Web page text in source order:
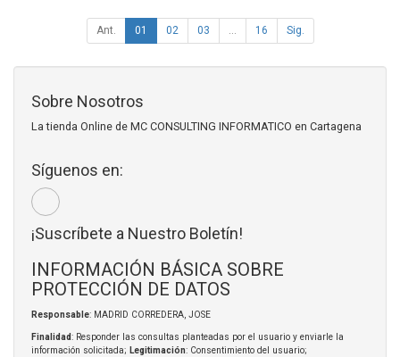
Ant. 01 02 03 ... 16 Sig.
Sobre Nosotros
La tienda Online de MC CONSULTING INFORMATICO en Cartagena
Síguenos en:
¡Suscríbete a Nuestro Boletín!
INFORMACIÓN BÁSICA SOBRE
PROTECCIÓN DE DATOS
Responsable: MADRID CORREDERA, JOSE
Finalidad: Responder las consultas planteadas por el usuario y enviarle la
información solicitada; Legitimación: Consentimiento del usuario;